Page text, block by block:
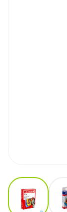
View